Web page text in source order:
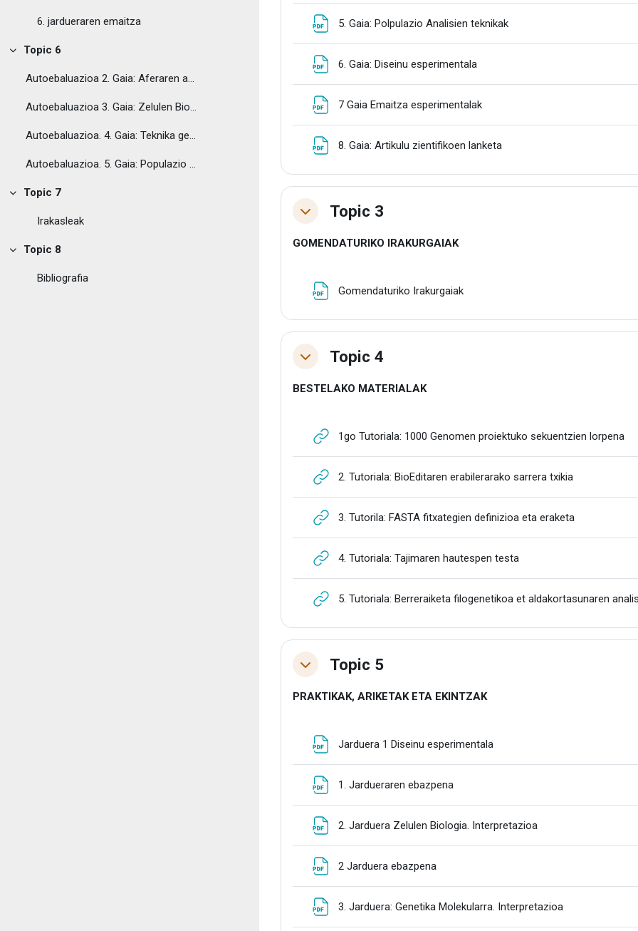
6. jardueraren emaitza
Tolestu
Topic 6
Autoebaluazioa 2. Gaia: Aferaren aurkezpena
Autoebaluazioa 3. Gaia: Zelulen Biologiako Teknikak
Autoebaluazioa. 4. Gaia: Teknika genetiko molekularrak
Autoebaluazioa. 5. Gaia: Populazio analisien teknikak
Tolestu
Topic 7
Irakasleak
Tolestu
Topic 8
Bibliografia
5. Gaia: Polpulazio Analisien teknikak
6. Gaia: Diseinu esperimentala
7 Gaia Emaitza esperimentalak
8. Gaia: Artikulu zientifikoen lanketa
TolestuTopic 3
GOMENDATURIKO IRAKURGAIAK
Gomendaturiko Irakurgaiak
TolestuTopic 4
BESTELAKO MATERIALAK
1go Tutoriala: 1000 Genomen proiektuko sekuentzien lorpena
2. Tutoriala: BioEditaren erabilerarako sarrera txikia
3. Tutorila: FASTA fitxategien definizioa eta eraketa
4. Tutoriala: Tajimaren hautespen testa
5. Tutoriala: Berreraiketa filogenetikoa et aldakortasunaren
TolestuTopic 5
PRAKTIKAK, ARIKETAK ETA EKINTZAK
Jarduera 1 Diseinu esperimentala
1. Jardueraren ebazpena
2. Jarduera Zelulen Biologia. Interpretazioa
2 Jarduera ebazpena
3. Jarduera: Genetika Molekularra. Interpretazioa